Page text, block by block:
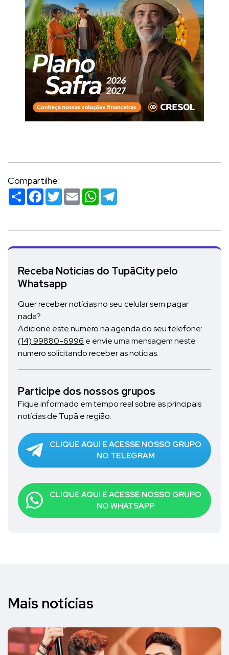
Compartilhe:
Compartilhar
Facebook
TwitterEmailWhatsApp
Receba Notícias do TupãCity pelo
Whatsapp
Quer receber notícias no seu celular sem pagar
nada?
Adicione este numero na agenda do seu telefone:
(14) 99880-6996 e envie uma mensagem neste
numero solicitando receber as notícias.
Participe dos nossos grupos
Fique informado em tempo real sobre as principais
notícias de Tupã e região.
CLIQUE AQUI E ACESSE NOSSO GRUPO
NO TELEGRAM
CLIQUE AQUI E ACESSE NOSSO GRUPO
NO WHATSAPP
Mais notícias